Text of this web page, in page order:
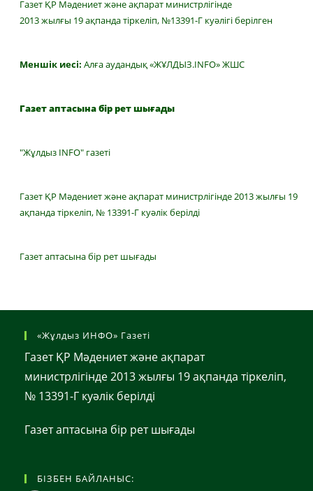
Газет ҚР Мәдениет және ақпарат министрлігінде
2013 жылғы 19 ақпанда тіркеліп, №13391-Г куәлігі берілген
Меншік иесі: Алға аудандық «ЖҰЛДЫЗ.INFO» ЖШС
Газет аптасына бір рет шығады
"Жұлдыз INFO" газеті
Газет ҚР Мәдениет және ақпарат министрлігінде 2013 жылғы 19
ақпанда тіркеліп, № 13391-Г куәлік берілді
Газет аптасына бір рет шығады
«Жұлдыз ИНФО» Газеті
Газет ҚР Мәдениет және ақпарат
министрлігінде 2013 жылғы 19 ақпанда тіркеліп,
№ 13391-Г куәлік берілді
Газет аптасына бір рет шығады
БІЗБЕН БАЙЛАНЫС: